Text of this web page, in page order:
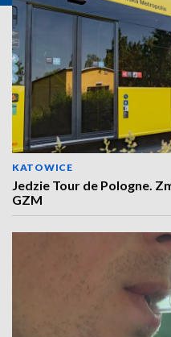
KATOWICE
Jedzie Tour de Pologne.
GZM